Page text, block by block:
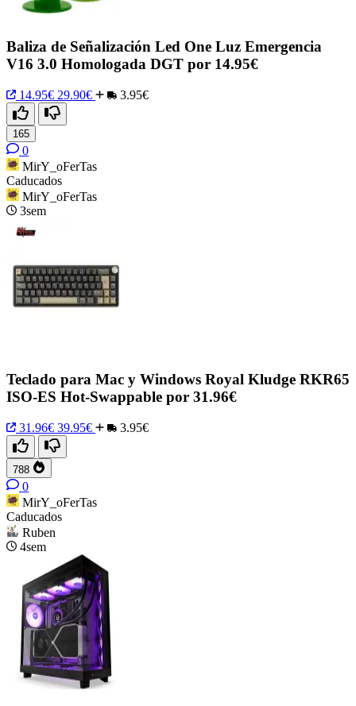
Baliza de Señalización Led One Luz Emergencia
V16 3.0 Homologada DGT por 14.95€
14.95€ 29.90€ 3.95€
165
0
MirY_oFerTas
Caducados
MirY_oFerTas
3sem
Teclado para Mac y Windows Royal Kludge RKR65
ISO-ES Hot-Swappable por 31.96€
31.96€ 39.95€ 3.95€
788
0
MirY_oFerTas
Caducados
Ruben
4sem